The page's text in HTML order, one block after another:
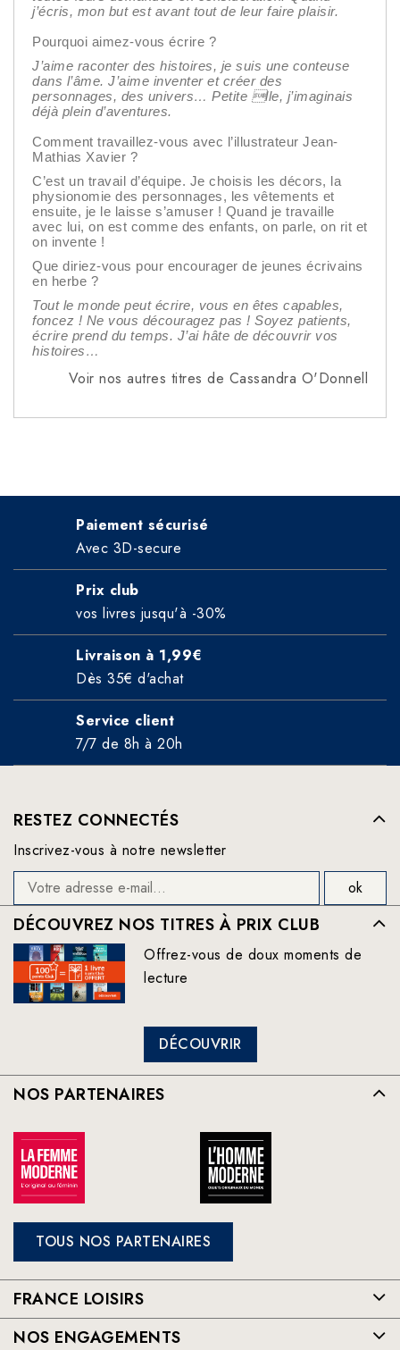
j’écris, mon but est avant tout de leur faire plaisir.
Pourquoi aimez-vous écrire ?
J’aime raconter des histoires, je suis une conteuse
dans l’âme. J’aime inventer et créer des
personnages, des univers… Petite lle, j’imaginais
déjà plein d’aventures.
Comment travaillez-vous avec l’illustrateur Jean-
Mathias Xavier ?
C’est un travail d’équipe. Je choisis les décors, la
physionomie des personnages, les vêtements et
ensuite, je le laisse s’amuser ! Quand je travaille
avec lui, on est comme des enfants, on parle, on rit et
on invente !
Que diriez-vous pour encourager de jeunes écrivains
en herbe ?
Tout le monde peut écrire, vous en êtes capables,
foncez ! Ne vous découragez pas ! Soyez patients,
écrire prend du temps. J’ai hâte de découvrir vos
histoires…
Voir nos autres titres de Cassandra O'Donnell
Paiement sécurisé
Avec 3D-secure
Prix club
vos livres jusqu'à -30%
Livraison à 1,99€
Dès 35€ d'achat
Service client
7/7 de 8h à 20h
RESTEZ CONNECTÉS
Inscrivez-vous à notre newsletter
DÉCOUVREZ NOS TITRES À PRIX CLUB
Offrez-vous de doux moments de
lecture
DÉCOUVRIR
NOS PARTENAIRES
TOUS NOS PARTENAIRES
FRANCE LOISIRS
NOS ENGAGEMENTS